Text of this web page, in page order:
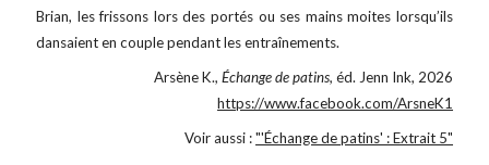
Brian, les frissons lors des portés ou ses mains moites lorsqu’ils
dansaient en couple pendant les entraînements.
Arsène K.,Échange de patins, éd. Jenn Ink, 2026
https://www.facebook.com/ArsneK1
Voir aussi :"'Échange de patins' : Extrait 5"